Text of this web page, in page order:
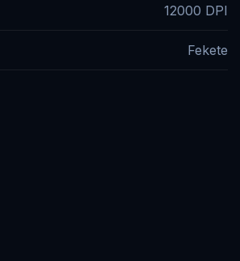
12000 DPI
Fekete